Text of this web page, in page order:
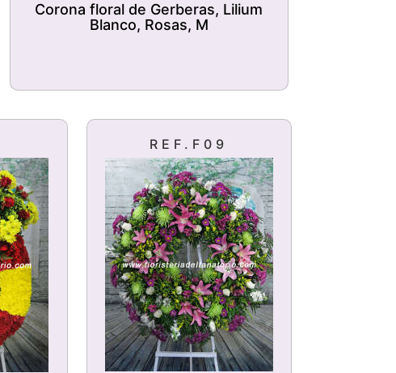
Corona floral de Gerberas, Lilium
Blanco, Rosas, M
REF.F09